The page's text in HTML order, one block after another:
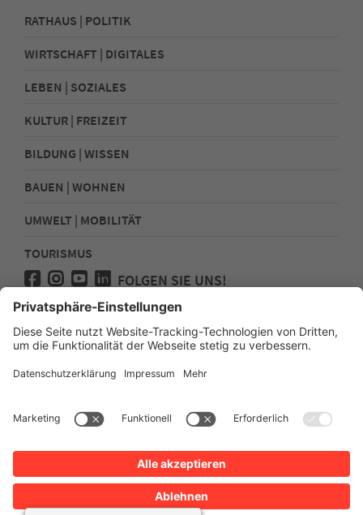
RATHAUS | POLITIK
WIRTSCHAFT | DIGITALES
LEBEN | SOZIALES
KULTUR | FREIZEIT
BILDUNG | WISSEN
BAUEN | WOHNEN
UMWELT | MOBILITÄT
TOURISMUS
FOLGEN SIE UNS!
Presse
Kontakt
Impressum
Sitemap